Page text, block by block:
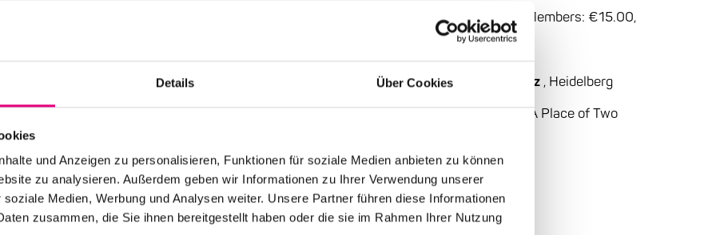
Details Über Cookies
und Anzeigen zu personalisieren, Funktionen für soziale Medien anbieten zu können
zu analysieren. Außerdem geben wir Informationen zu Ihrer Verwendung unserer
Medien, Werbung und Analysen weiter. Unsere Partner führen diese Informationen
zusammen, die Sie ihnen bereitgestellt haben oder die sie im Rahmen Ihrer Nutzung
Florian Kontschak : voc
Advance ticket price: General admission
: €20.00, Members: €15.00,
University of Heidelberg, Alte Aula: Universitätsplatz , Heidelberg
Event Series: KlangForumHeidelberg: Jerusalem – A Place of Two